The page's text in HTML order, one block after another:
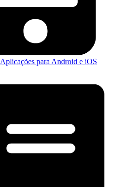
Aplicações para Android e iOS